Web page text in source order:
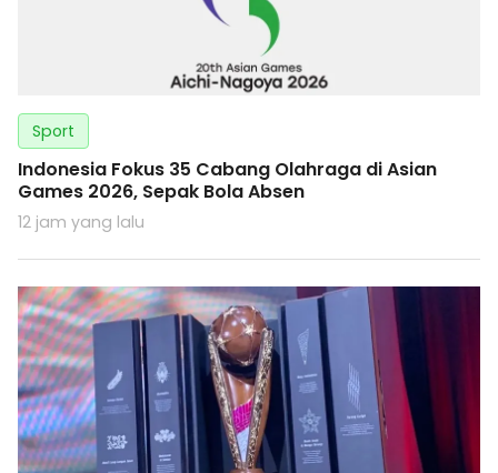
Sport
Indonesia Fokus 35 Cabang Olahraga di Asian
Games 2026, Sepak Bola Absen
12 jam yang lalu